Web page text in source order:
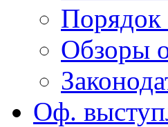
Порядок
Обзоры
Оф.